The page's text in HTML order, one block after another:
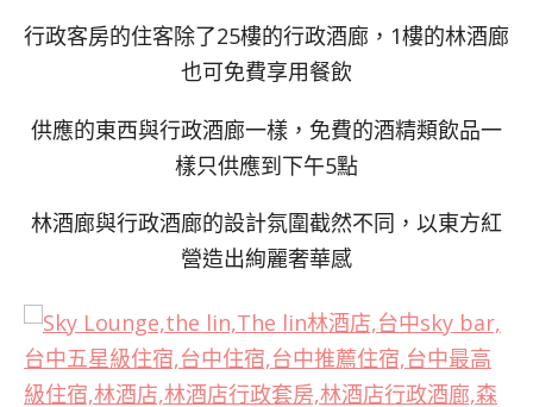
行政客房的住客除了25樓的行政酒廊，1樓的林酒廊
也可免費享用餐飲
供應的東西與行政酒廊一樣，免費的酒精類飲品一
樣只供應到下午5點
林酒廊與行政酒廊的設計氛圍截然不同，以東方紅
營造出絢麗奢華感